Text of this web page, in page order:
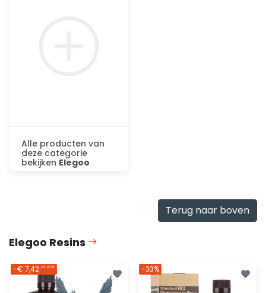
Alle producten van
deze categorie
bekijken Elegoo
Terug naar boven
Elegoo Resins
-€ 7,42 EX. BTW -33%